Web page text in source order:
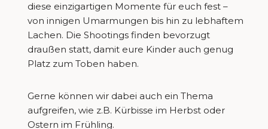
diese einzigartigen Momente für euch fest –
von innigen Umarmungen bis hin zu lebhaftem
Lachen. Die Shootings finden bevorzugt
draußen statt, damit eure Kinder auch genug
Platz zum Toben haben.
Gerne können wir dabei auch ein Thema
aufgreifen, wie z.B. Kürbisse im Herbst oder
Ostern im Frühling.